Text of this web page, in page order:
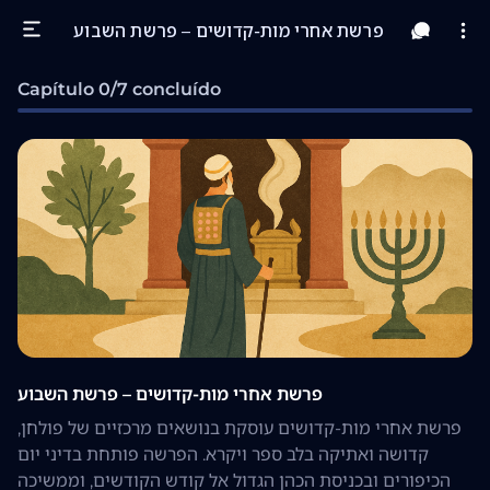
פרשת אחרי מות-קדושים – פרשת השבוע
Capítulo 0/7 concluído
פרשת אחרי מות-קדושים – פרשת השבוע
פרשת אחרי מות-קדושים עוסקת בנושאים מרכזיים של פולחן,
קדושה ואתיקה בלב ספר ויקרא. הפרשה פותחת בדיני יום
הכיפורים ובכניסת הכהן הגדול אל קודש הקודשים, וממשיכה